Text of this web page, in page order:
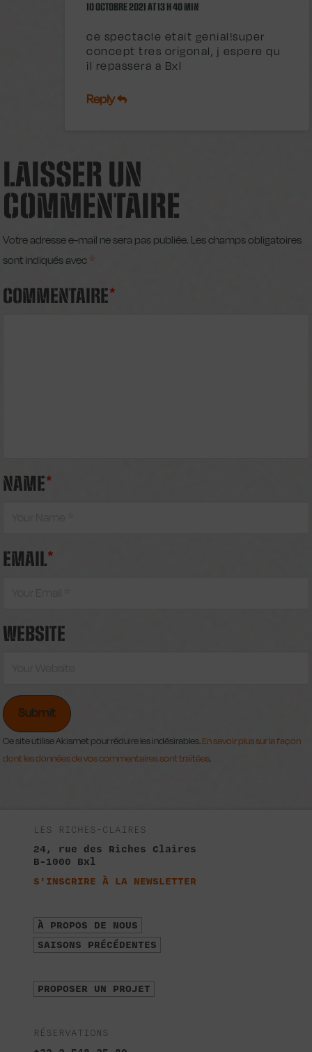
10 OCTOBRE 2021 AT 13 H 40 MIN
ce spectacle etait genial!super
concept tres origonal, j espere qu
il repassera a Bxl
Reply
LAISSER UN
COMMENTAIRE
Votre adresse e-mail ne sera pas publiée. Les champs obligatoires
sont indiqués avec*
COMMENTAIRE*
NAME*
EMAIL*
WEBSITE
Ce site utilise Akismet pour réduire les indésirables.En savoir plus sur la façon
dont les données de vos commentaires sont traitées.
LES RICHES-CLAIRES
24, rue des Riches Claires
B-1000 Bxl
S'INSCRIRE À LA NEWSLETTER
À PROPOS DE NOUS
SAISONS PRÉCÉDENTES
PROPOSER UN PROJET
RÉSERVATIONS